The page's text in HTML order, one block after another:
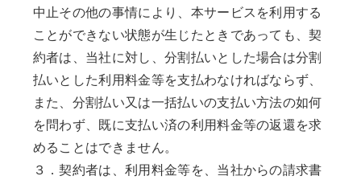
中止その他の事情により、本サービスを利用する
ことができない状態が生じたときであっても、契
約者は、当社に対し、分割払いとした場合は分割
払いとした利用料金等を支払わなければならず、
また、分割払い又は一括払いの支払い方法の如何
を問わず、既に支払い済の利用料金等の返還を求
めることはできません。
３．契約者は、利用料金等を、当社からの請求書